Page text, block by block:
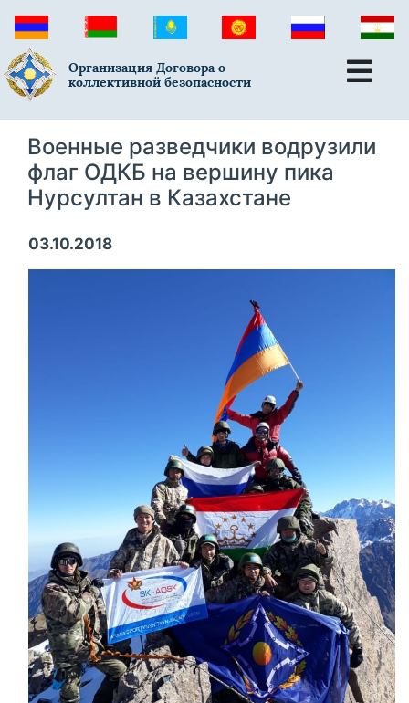
Организация Договора о
коллективной безопасности
Военные разведчики водрузили
флаг ОДКБ на вершину пика
Нурсултан в Казахстане
03.10.2018